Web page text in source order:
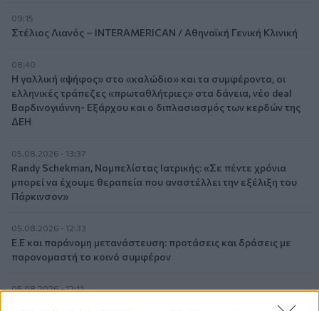
09:15
Στέλιος Λιανός – INTERAMERICAN / Αθηναϊκή Γενική Κλινική
08:40
Η γαλλική «ψήφος» στο «καλώδιο» και τα συμφέροντα, οι
ελληνικές τράπεζες «πρωταθλήτριες» στα δάνεια, νέο deal
Βαρδινογιάννη- Εξάρχου και ο διπλασιασμός των κερδών της
ΔΕΗ
05.08.2026 - 13:37
Randy Schekman, Νομπελίστας Ιατρικής: «Σε πέντε χρόνια
μπορεί να έχουμε θεραπεία που αναστέλλει την εξέλιξη του
Πάρκινσον»
05.08.2026 - 12:33
Ε.Ε και παράνομη μετανάστευση: προτάσεις και δράσεις με
παρονομαστή το κοινό συμφέρον
05.08.2026 - 12:11